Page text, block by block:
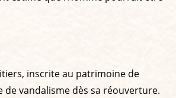
inscrite au patrimoine de
de vandalisme dès sa réouverture.